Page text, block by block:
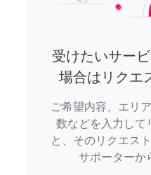
受けたいサー
場合はリクエ
ご希望内容、エリ
数などを入力して
と、そのリクエス
サポーターか